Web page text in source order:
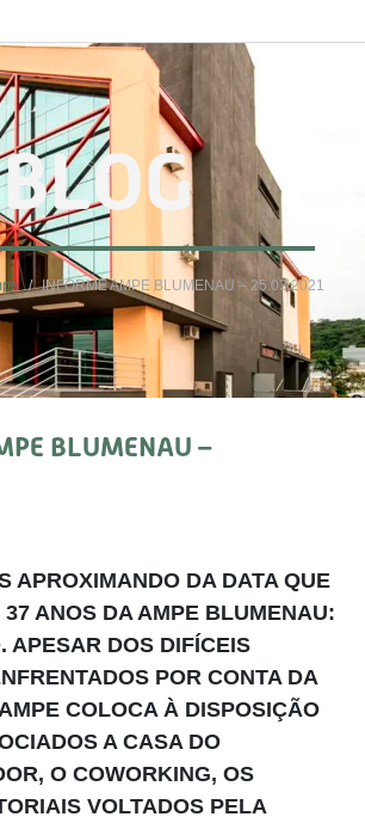
BLOG
INFORME AMPE BLUMENAU – 25.03.2021
BLUMENAU –
APROXIMANDO DA DATA QUE
ANOS DA AMPE BLUMENAU:
APESAR DOS DIFÍCEIS
POR CONTA DA
COLOCA À DISPOSIÇÃO
A CASA DO
O COWORKING, OS
VOLTADOS PELA